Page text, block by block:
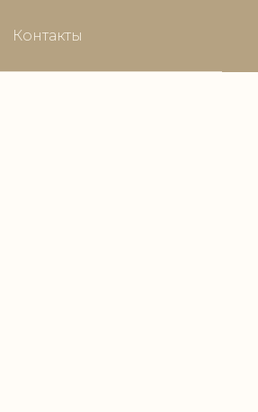
Контакты